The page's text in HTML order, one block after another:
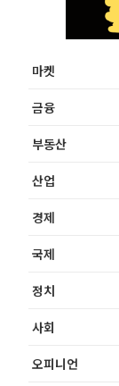
마켓
금융
부동산
산업
경제
국제
정치
사회
오피니언